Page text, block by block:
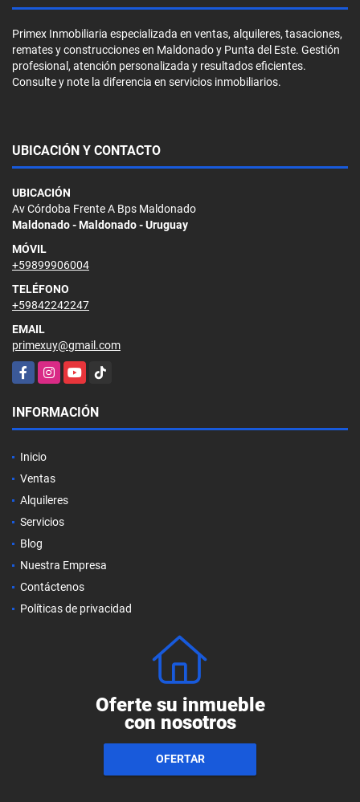
Primex Inmobiliaria especializada en ventas, alquileres, tasaciones,
remates y construcciones en Maldonado y Punta del Este. Gestión
profesional, atención personalizada y resultados eficientes.
Consulte y note la diferencia en servicios inmobiliarios.
UBICACIÓN Y CONTACTO
UBICACIÓN
Av Córdoba Frente A Bps Maldonado
Maldonado - Maldonado - Uruguay
MÓVIL
+59899906004
TELÉFONO
+59842242247
EMAIL
primexuy@gmail.com
FacebookInstagramYouTubeTikTok
INFORMACIÓN
Inicio
Ventas
Alquileres
Servicios
Blog
Nuestra Empresa
Contáctenos
Políticas de privacidad
Oferte su inmueble
con nosotros
OFERTAR